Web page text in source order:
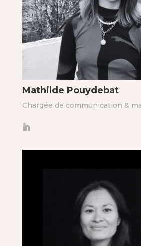
Mathilde Pouydebat
Chargée de communication &